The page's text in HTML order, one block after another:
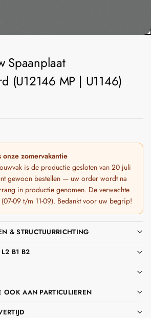
Spaanplaat
(U12146 MP | U1146)
zomervakantie
is de productie gesloten van 20 juli
gewoon bestellen — uw order wordt na
in productie genomen. De verwachte
(07-09 t/m 11-09). Bedankt voor uw begrip!
& STRUCTUURRICHTING
B1 B2
OOK AAN PARTICULIEREN